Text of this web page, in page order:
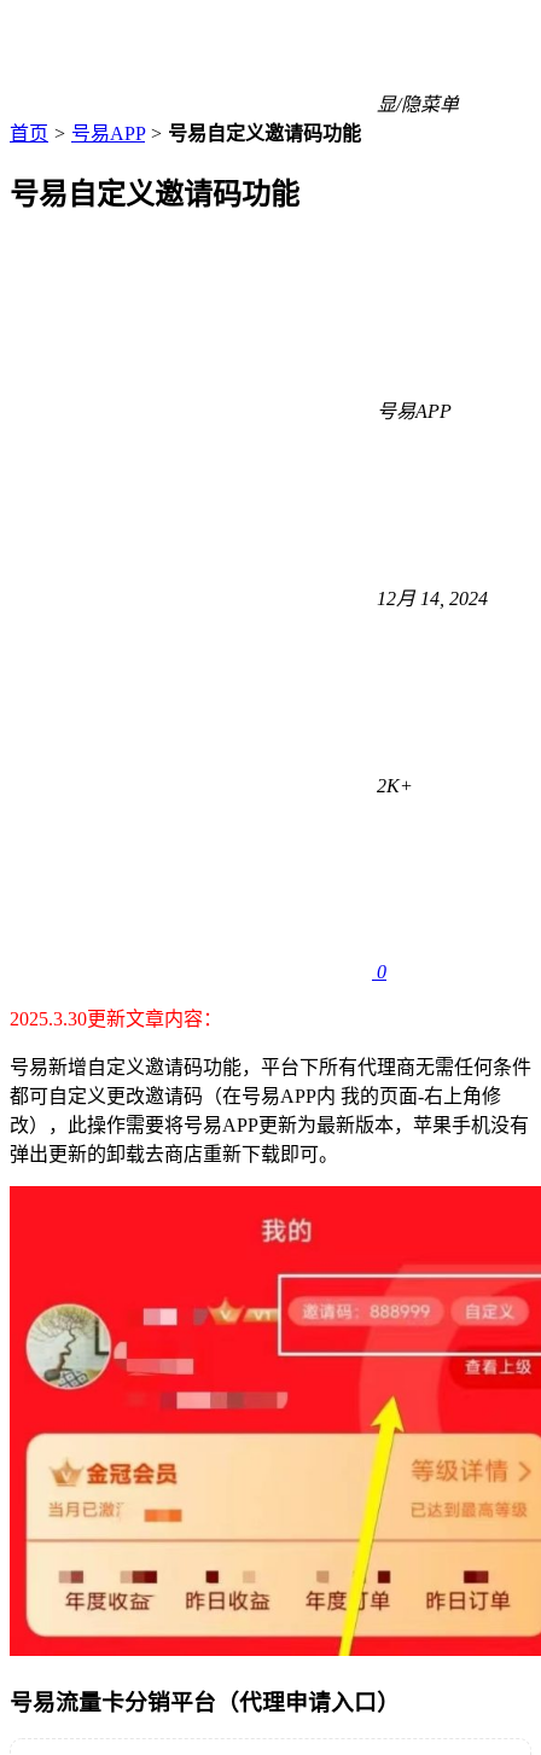
显/隐菜单
首页 > 号易APP > 号易自定义邀请码功能
号易自定义邀请码功能
号易APP
12月 14, 2024
2K+
0
2025.3.30更新文章内容：
号易新增自定义邀请码功能，平台下所有代理商无需任何条件
都可自定义更改邀请码（在号易APP内 我的页面-右上角修
改），此操作需要将号易APP更新为最新版本，苹果手机没有
弹出更新的卸载去商店重新下载即可。
号易流量卡分销平台（代理申请入口）